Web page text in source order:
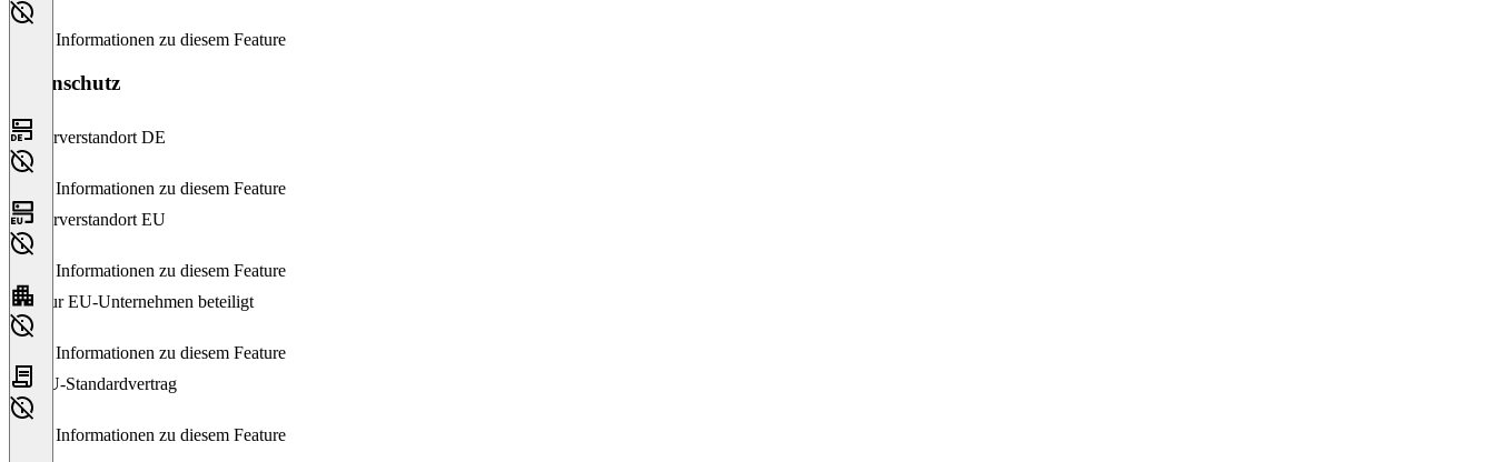
Keine Informationen zu diesem Feature
Datenschutz
Serverstandort DE
Keine Informationen zu diesem Feature
Serverstandort EU
Keine Informationen zu diesem Feature
Nur EU-Unternehmen beteiligt
Keine Informationen zu diesem Feature
EU-Standardvertrag
Keine Informationen zu diesem Feature